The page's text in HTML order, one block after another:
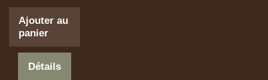
Ajouter au
panier
Détails